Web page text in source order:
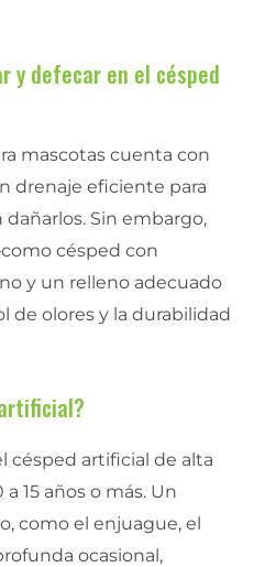
y defecar en el césped
mascotas cuenta con
drenaje eficiente para
Sin embargo,
césped con
y un relleno adecuado
de olores y la durabilidad
césped artificial de alta
15 años o más. Un
como el enjuague, el
ocasional,